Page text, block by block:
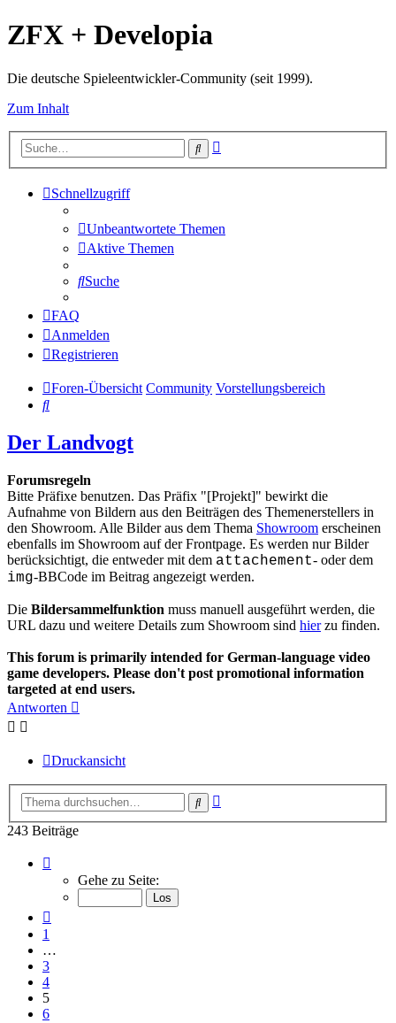
ZFX + Developia
Die deutsche Spieleentwickler-Community (seit 1999).
Zum Inhalt
Suche
Schnellzugriff
Unbeantwortete Themen
Aktive Themen
Suche
FAQ
Anmelden
Registrieren
Foren-Übersicht Community Vorstellungsbereich
Suche
Der Landvogt
Forumsregeln
Bitte Präfixe benutzen. Das Präfix "[Projekt]" bewirkt die
Aufnahme von Bildern aus den Beiträgen des Themenerstellers in
den Showroom. Alle Bilder aus dem Thema Showroom erscheinen
ebenfalls im Showroom auf der Frontpage. Es werden nur Bilder
berücksichtigt, die entweder mit dem attachement- oder dem
img-BBCode im Beitrag angezeigt werden.
Die Bildersammelfunktion muss manuell ausgeführt werden, die
URL dazu und weitere Details zum Showroom sind hierzu finden.
This forum is primarily intended for German-language video
game developers. Please don't post promotional information
targeted at end users.
Antworten
Druckansicht
Suche
243 Beiträge
von
Gehe zu Seite:
1
…
3
4
5
6